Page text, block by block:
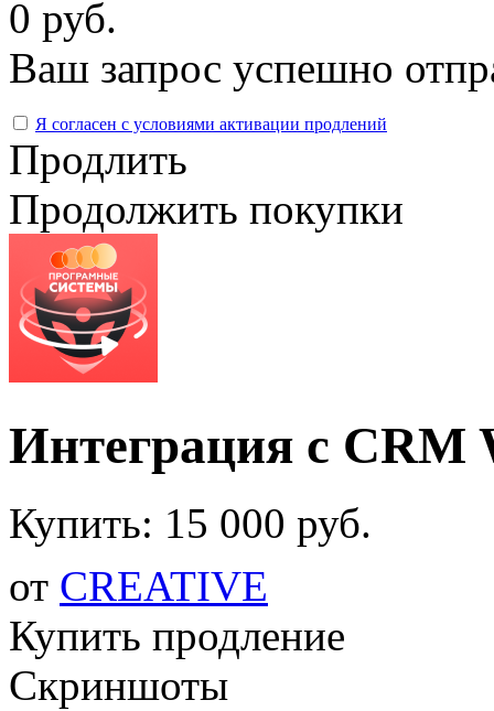
0 руб.
Ваш запрос успешно
Я согласен с условиями активации продлений
Продлить
Продолжить покупки
Интеграция с CRM
Купить: 15 000 руб.
от CREATIVE
Купить продление
Скриншоты